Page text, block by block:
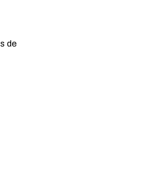
de